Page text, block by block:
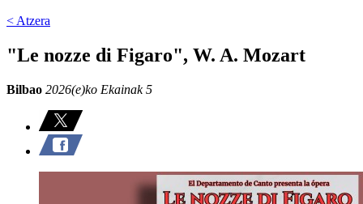
< Atzera
"Le nozze di Figaro", W. A. Mozart
Bilbao 2026(e)ko Ekainak 5